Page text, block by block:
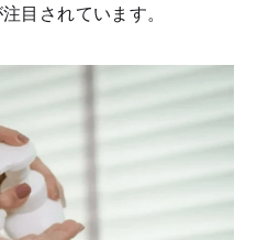
目されています。